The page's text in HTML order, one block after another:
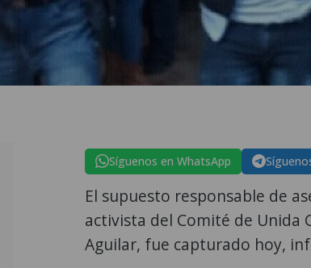
Síguenos en WhatsApp
El supuesto responsable de
activista del Comité de Unida
Aguilar, fue capturado hoy,